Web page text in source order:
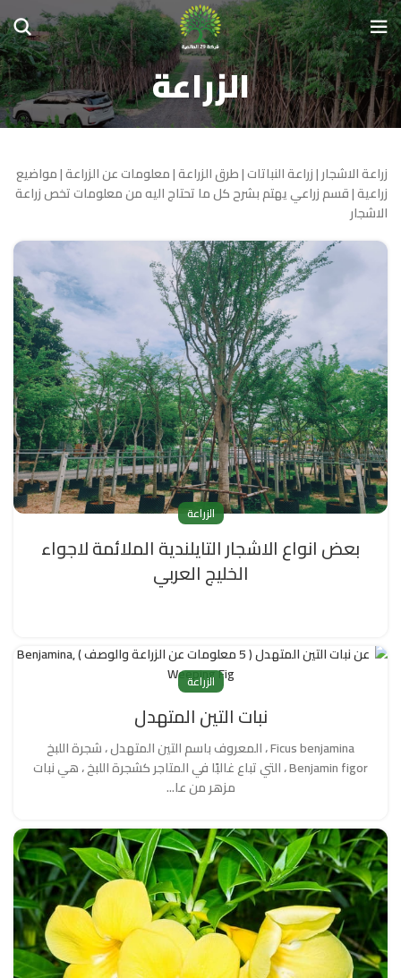
الزراعة
زراعة الاشجار | زراعة النباتات | طرق الزراعة | معلومات عن الزراعة | مواضيع
زراعية | قسم زراعي يهتم بشرح كل ما تحتاج اليه من معلومات تخص زراعة
الاشجار
الزراعة
بعض انواع الاشجار التايلندية الملائمة لاجواء
الخليج العربي
الزراعة
نبات التين المتهدل
Ficus benjamina ، المعروف باسم التين المتهدل ، شجرة اللبخ
Benjamin figor ، التي تباع غالبًا في المتاجر كشجرة اللبخ ، هي نبات
مزهر من عا...